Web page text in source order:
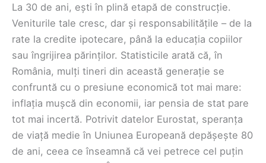
La 30 de ani, ești în plină etapă de construcție.
Veniturile tale cresc, dar și responsabilitățile – de la
rate la credite ipotecare, până la educația copiilor
sau îngrijirea părinților. Statisticile arată că, în
România, mulți tineri din această generație se
confruntă cu o presiune economică tot mai mare:
inflația mușcă din economii, iar pensia de stat pare
tot mai incertă. Potrivit datelor Eurostat, speranța
de viață medie în Uniunea Europeană depășește 80
de ani, ceea ce înseamnă că vei petrece cel puțin